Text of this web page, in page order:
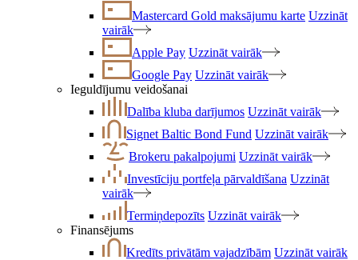
Mastercard Gold maksājumu karte Uzzināt
vairāk
Apple Pay Uzzināt vairāk
Google Pay Uzzināt vairāk
Ieguldījumu veidošanai
Dalība kluba darījumos Uzzināt vairāk
Signet Baltic Bond Fund Uzzināt vairāk
Brokeru pakalpojumi Uzzināt vairāk
Investīciju portfeļa pārvaldīšana Uzzināt
vairāk
Termiņdepozīts Uzzināt vairāk
Finansējums
Kredīts privātām vajadzībām Uzzināt vairāk